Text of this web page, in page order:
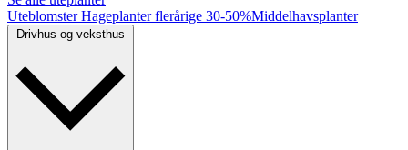
UteblomsterHageplanter flerårige 30-50%Middelhavsplanter